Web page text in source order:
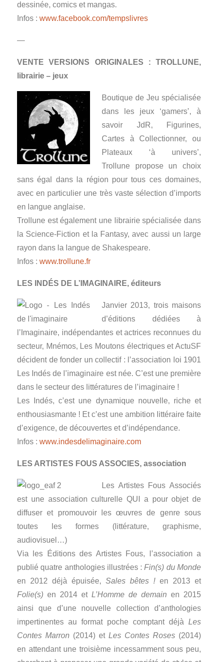
dessinée, comics et mangas.
Infos : www.facebook.com/tempslivres
—
VENTE VERSIONS ORIGINALES : TROLLUNE,
librairie – jeux
Boutique de Jeu spécialisée
dans les jeux ‘gamers’, à
savoir JdR, Figurines,
Cartes à Collectionner, ou
Plateaux ‘à univers’,
Trollune propose un choix
sans égal dans la région pour tous ces domaines,
avec en particulier une très vaste sélection d’imports
en langue anglaise.
Trollune est également une librairie spécialisée dans
la Science-Fiction et la Fantasy, avec aussi un large
rayon dans la langue de Shakespeare.
Infos : www.trollune.fr
LES INDÉS DE L’IMAGINAIRE, éditeurs
Janvier 2013, trois maisons
d’éditions dédiées à
l’Imaginaire, indépendantes et actrices reconnues du
secteur, Mnémos, Les Moutons électriques et ActuSF
décident de fonder un collectif : l’association loi 1901
Les Indés de l’imaginaire est née. C’est une première
dans le secteur des littératures de l’imaginaire !
Les Indés, c’est une dynamique nouvelle, riche et
enthousiasmante ! Et c’est une ambition littéraire faite
d’exigence, de découvertes et d’indépendance.
Infos : www.indesdelimaginaire.com
LES ARTISTES FOUS ASSOCIES, association
Les Artistes Fous Associés
est une association culturelle QUI a pour objet de
diffuser et promouvoir les œuvres de genre sous
toutes les formes (littérature, graphisme,
audiovisuel…)
Via les Éditions des Artistes Fous, l’association a
publié quatre anthologies illustrées :Fin(s) du Monde
en 2012 déjà épuisée, Sales bêtes !en 2013 et
Folie(s) en 2014 et L’Homme de demain en 2015
ainsi que d’une nouvelle collection d’anthologies
impertinentes au format poche comptant déjà Les
Contes Marron (2014) et Les Contes Roses (2014)
en attendant une troisième incessamment sous peu,